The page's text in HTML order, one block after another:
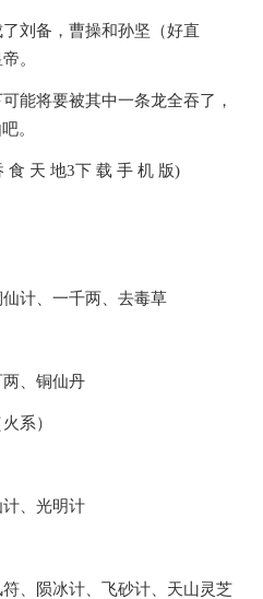
刘备，曹操和孙坚（好直
。
能将要被其中一条龙全吞了，
。
计、一千两、去毒草
、铜仙丹
系）
、光明计
、陨冰计、飞砂计、天山灵芝